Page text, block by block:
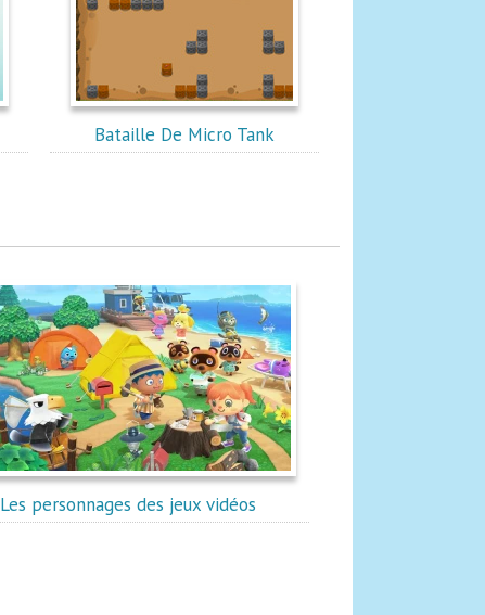
Bataille De Micro Tank
Les personnages des jeux vidéos